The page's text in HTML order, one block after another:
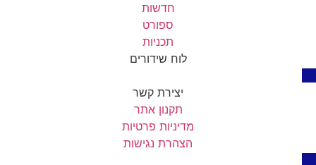
חדשות
ספורט
תכניות
לוח שידורים
יצירת קשר
תקנון אתר
מדיניות פרטיות
הצהרת נגישות